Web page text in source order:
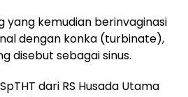
yang kemudian berinvaginasi
dengan konka (turbinate),
disebut sebagai sinus.
dari RS Husada Utama